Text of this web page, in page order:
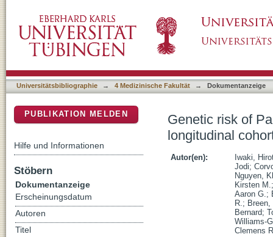
Universitätsbibliographie → 4 Medizinische Fakultät → Dokumentanzeige
Genetic risk of
longitudinal
Autor(en):
Iwaki,
Jodi;
Nguyen,
Kirsten M.
Aaron G.;
R.; Breen,
Bernard;
Williams-
Clemens
PUBLIKATION MELDEN
Hilfe und Informationen
Stöbern
Dokumentanzeige
Erscheinungsdatum
Autoren
Titel